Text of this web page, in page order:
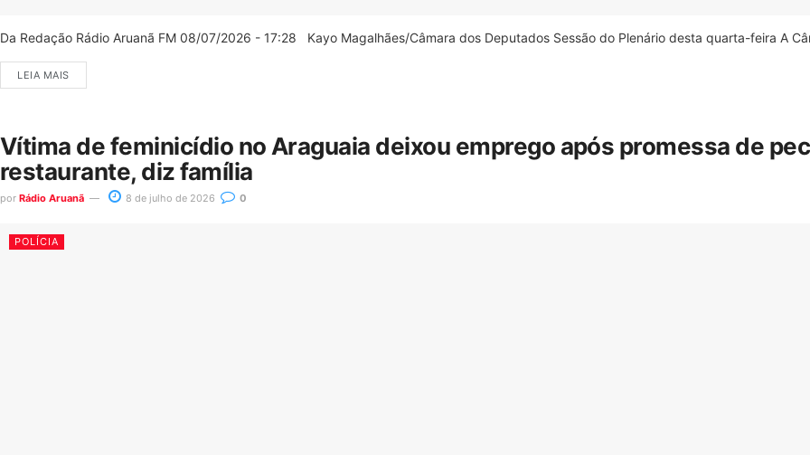
Da Redação Rádio Aruanã FM 08/07/2026 - 17:28 Kayo Magalhães/Câmara dos Deputados Sessão do Plenário desta quarta-feira A
LEIA MAIS
Vítima de feminicídio no Araguaia deixou emprego após promessa de
restaurante, diz família
por Rádio Aruanã 8 de julho de 2026 0
POLÍCIA